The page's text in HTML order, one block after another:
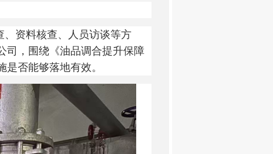
资料核查、人员访谈等方
司，围绕《油品调合提升保障
否能够落地有效。